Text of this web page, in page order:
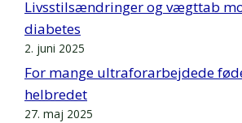
Livsstilsændringer og vægttab
diabetes
2. juni 2025
For mange ultraforarbejdede
helbredet
27. maj 2025